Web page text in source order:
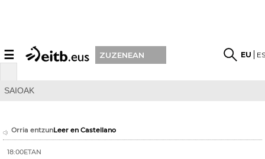
☰ ZUZENEAN EU
SAIOAK
Orria entzunLeer en Castellano
18:00ETAN